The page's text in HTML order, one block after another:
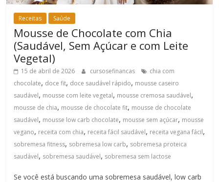
Receitas Saúde
Mousse de Chocolate com Chia
(Saudável, Sem Açúcar e com Leite
Vegetal)
15 de abril de 2026 cursosefinancas
chia com
chocolate, doce fit, doce saudável rápido, mousse caseiro
saudável, mousse com leite vegetal, mousse cremosa saudável,
mousse de chia, mousse de chocolate fit, mousse de chocolate
saudável, mousse low carb chocolate, mousse sem açúcar, mousse
vegano, receita com chia, receita fácil saudável, receita vegana fácil,
sobremesa fitness, sobremesa low carb, sobremesa proteica
saudável, sobremesa saudável, sobremesa sem lactose
Se você está buscando uma sobremesa saudável, low carb